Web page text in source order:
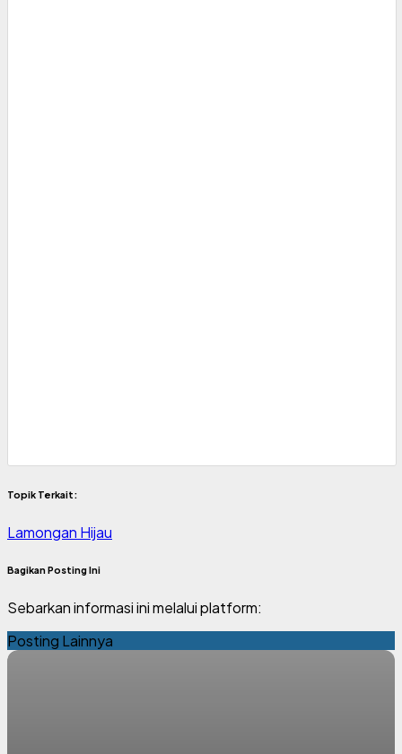
Topik Terkait:
Lamongan Hijau
Bagikan Posting Ini
Sebarkan informasi ini melalui platform:
Posting Lainnya